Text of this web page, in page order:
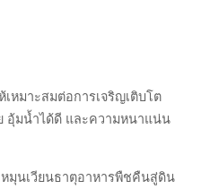
หมาะสมต่อการเจริญเติบโต
อุ้มน้ำได้ดี และความหนาแน่น
มุนเวียนธาตุอาหารพืชคืนสู่ดิน